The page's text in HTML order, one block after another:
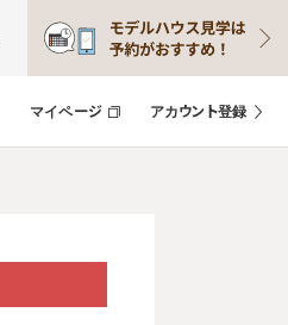
マイページ アカウント登録